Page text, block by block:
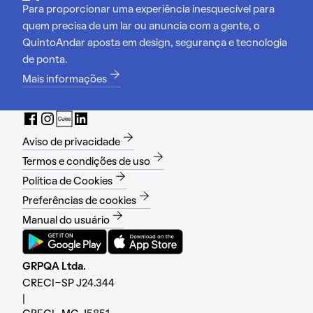
Para proporcionar uma experiência inesquecível para
quem precisa de um lar ou anuncia com a gente, o
QuintoAndar aposta em design, segurança e tecnologia
de ponta.
Mais informações
Aviso de privacidade
Termos e condições de uso
Política de Cookies
Preferências de cookies
Manual do usuário
GRPQA Ltda.
CRECI-SP J24.344